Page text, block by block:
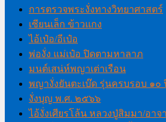
การตรวจพระงั่งทางวิทยาศาสตร์
เซียนเล็ก ข้าวแกง
ไอ้เป๋อ/อีเป๋อ
พ่องั่ง แม่เป๋อ ปิดตามหาลาภ
มนต์เสน่ห์พญาเต่าเรือน
พญางั่งยันตะเบ๊ด รุ่นครบรอบ ๑๐
งั่งบุญ พ.ศ. ๒๕๖๖
ไอ้งั่งเศียรโล้น หลวงปู่สิมมา/อาจ